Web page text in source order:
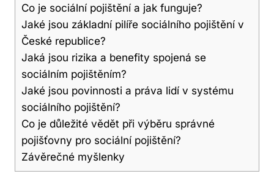
Co je sociální pojištění a jak funguje?
Jaké jsou základní pilíře sociálního pojištění v
České republice?
Jaká jsou rizika a benefity spojená se
sociálním pojištěním?
Jaké jsou povinnosti a práva lidí v systému
sociálního pojištění?
Co je důležité vědět při výběru správné
pojišťovny pro sociální pojištění?
Závěrečné myšlenky